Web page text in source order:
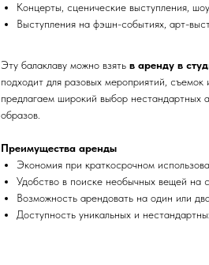
Концерты, сценические выступления, шоу
Выступления на фэшн-событиях, арт-
Эту балаклаву можно взять в аренду в
подходит для разовых мероприятий,
предлагаем широкий выбор нестандартных
образов.
Преимущества аренды
Экономия при краткосрочном
Удобство в поиске необычных вещей на
Возможность арендовать на один или
Доступность уникальных и